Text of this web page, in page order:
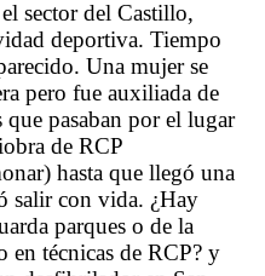
sector del Castillo,
deportiva. Tiempo
Una mujer se
pero fue auxiliada de
pasaban por el lugar
de RCP
hasta que llegó una
salir con vida. ¿Hay
parques o de la
en técnicas de RCP? y